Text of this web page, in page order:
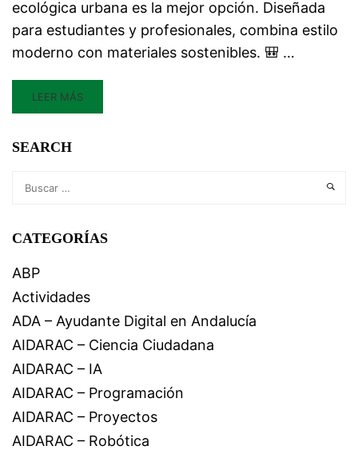
ecológica urbana es la mejor opción. Diseñada
para estudiantes y profesionales, combina estilo
moderno con materiales sostenibles. 🎒 …
LEER MÁS
SEARCH
CATEGORÍAS
ABP
Actividades
ADA – Ayudante Digital en Andalucía
AIDARAC – Ciencia Ciudadana
AIDARAC – IA
AIDARAC – Programación
AIDARAC – Proyectos
AIDARAC – Robótica